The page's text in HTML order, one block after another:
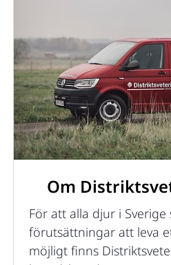
Om
För att alla djur i Sverige
förutsättningar att leva
möjligt finns